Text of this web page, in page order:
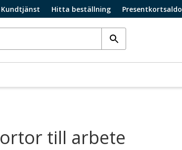
Kundtjänst Hitta beställning Presentkortsaldo
till arbete